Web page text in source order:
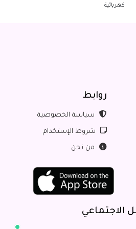
روابط
سياسة الخصوصية
شروط الإستخدام
من نحن
الاجتماعي